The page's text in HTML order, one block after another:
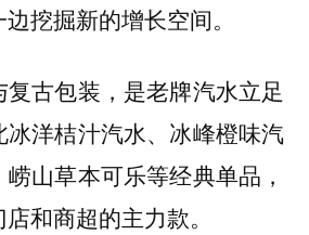
挖掘新的增长空间。
古包装，是老牌汽水立足
洋桔汁汽水、冰峰橙味汽
山草本可乐等经典单品，
和商超的主力款。